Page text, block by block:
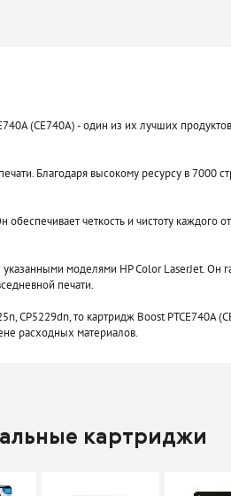
(CE740A) - один из их лучших
Благодаря высокому ресурсу в 7000
четкость и чистоту каждого
моделями HP Color LaserJet. Он
печати.
CP5229dn, то картридж Boost PTCE740A
расходных материалов.
картриджи